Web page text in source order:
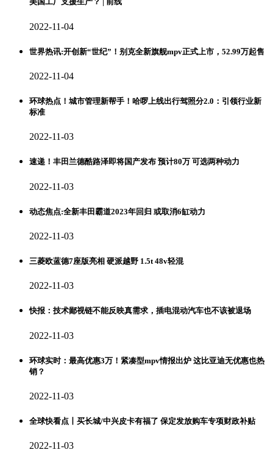
2022-11-04
世界热讯:开创新“世纪”！别克全新旗舰mpv正式上市，52.99万起售
2022-11-04
环球热点！城市管理新帮手！哈啰上线出行驾照分2.0：引领行业新
标准
2022-11-03
速递！丰田兰德酷路泽即将国产发布 预计80万 可选两种动力
2022-11-03
动态焦点:全新丰田霸道2023年回归 或取消6缸动力
2022-11-03
三菱欧蓝德7座版亮相 硬派越野 1.5t 48v轻混
2022-11-03
快报：技术鄙视链不能反映真需求，插电混动汽车也不该被退场
2022-11-03
环球实时：最高优惠3万！紧凑型mpv情报出炉 这比亚迪无优惠也热
销？
2022-11-03
全球快看点丨买长城/中兴皮卡有福了 保定发放购车专项财政补贴
2022-11-03